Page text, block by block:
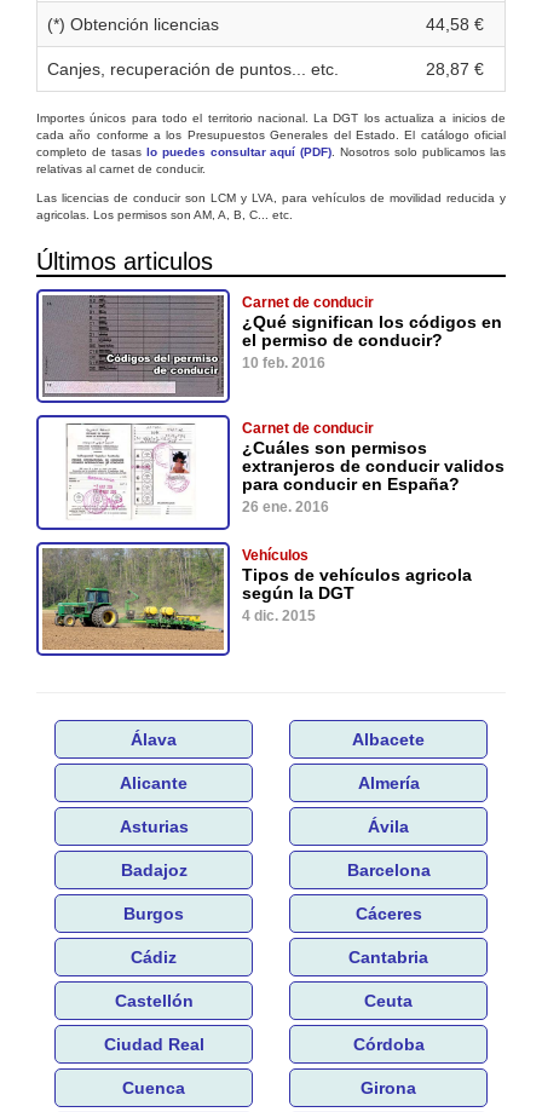
(*) Obtención licencias 44,58 €
Canjes, recuperación de puntos... etc. 28,87 €
Importes únicos para todo el territorio nacional. La DGT los actualiza a inicios de
cada año conforme a los Presupuestos Generales del Estado. El catálogo oficial
completo de tasas lo puedes consultar aquí (PDF) . Nosotros solo publicamos las
relativas al carnet de conducir.
Las licencias de conducir son LCM y LVA, para vehículos de movilidad reducida y
agricolas. Los permisos son AM, A, B, C... etc.
Últimos articulos
Carnet de conducir
¿Qué significan los códigos en
el permiso de conducir?
10 feb. 2016
Carnet de conducir
¿Cuáles son permisos
extranjeros de conducir validos
para conducir en España?
26 ene. 2016
Vehículos
Tipos de vehículos agricola
según la DGT
4 dic. 2015
Álava Albacete
Alicante Almería
Asturias Ávila
Badajoz Barcelona
Burgos Cáceres
Cádiz Cantabria
Castellón Ceuta
Ciudad Real Córdoba
Cuenca Girona